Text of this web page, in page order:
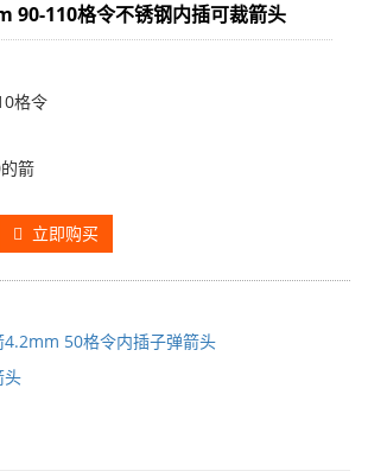
90-110格令不锈钢内插可裁箭头
格令
箭
立即购买
4.2mm 50格令内插子弹箭头
头